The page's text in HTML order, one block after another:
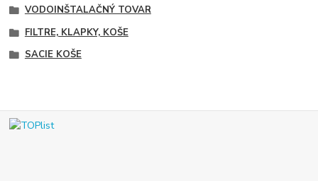
VODOINŠTALAČNÝ TOVAR
FILTRE, KLAPKY, KOŠE
SACIE KOŠE